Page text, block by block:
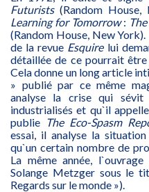
Futurists(Random House,
Learning for Tomorrow:
(Random House, New
de la revue Esquirelui
détaillée de ce pourrait
Cela donne un long article
» publié par ce même
analyse la crise qui
industrialisés et qu`il
publie The Eco-Spasm
essai, il analyse la
qu`un certain nombre de
La même année,
Solange Metzger sous le
Regards sur le monde »).